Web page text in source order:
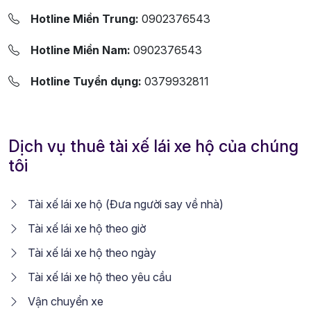
Hotline Miền Trung: 0902376543
Hotline Miền Nam: 0902376543
Hotline Tuyển dụng: 0379932811
Dịch vụ thuê tài xế lái xe hộ của chúng
tôi
Tài xế lái xe hộ (Đưa người say về nhà)
Tài xế lái xe hộ theo giờ
Tài xế lái xe hộ theo ngày
Tài xế lái xe hộ theo yêu cầu
Vận chuyển xe